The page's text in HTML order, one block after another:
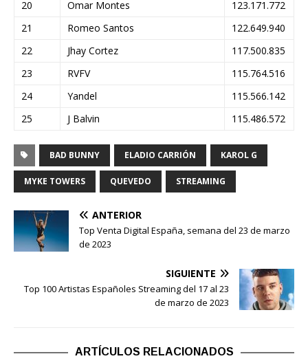
20 Omar Montes
123.171.772
21
Romeo Santos
122.649.940
22
Jhay Cortez
117.500.835
23
RVFV
115.764.516
24
Yandel
115.566.142
25
J Balvin 115.486.572
BAD BUNNY ELADIO CARRIÓN KAROL G
MYKE TOWERS QUEVEDO STREAMING
ANTERIOR
Top Venta Digital España, semana del 23 de marzo
de 2023
SIGUIENTE
Top 100 Artistas Españoles Streaming del 17 al 23
de marzo de 2023
ARTÍCULOS RELACIONADOS